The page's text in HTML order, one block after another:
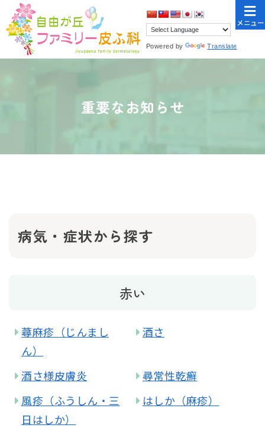
Powered by Translate
重要なお知らせ
病気・症状から探す
赤い
蕁麻疹（じんまし
ん）
酒さ
酒さ様皮膚炎
尋常性乾癬
風疹（ふうしん・三
日はしか）
はしか（麻疹）
メニュー